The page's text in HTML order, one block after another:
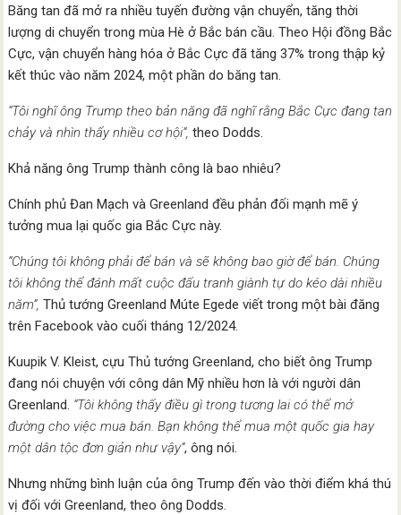
Băng tan đã mở ra nhiều tuyến đường vận chuyển, tăng thời
lượng di chuyển trong mùa Hè ở Bắc bán cầu. Theo Hội đồng Bắc
Cực, vận chuyển hàng hóa ở Bắc Cực đã tăng 37% trong thập kỷ
kết thúc vào năm 2024, một phần do băng tan.
“Tôi nghĩ ông Trump theo bản năng đã nghĩ rằng Bắc Cực đang tan
chảy và nhìn thấy nhiều cơ hội”,theo Dodds.
Khả năng ông Trump thành công là bao nhiêu?
Chính phủ Đan Mạch và Greenland đều phản đối mạnh mẽ ý
tưởng mua lại quốc gia Bắc Cực này.
“Chúng tôi không phải để bán và sẽ không bao giờ để bán. Chúng
tôi không thể đánh mất cuộc đấu tranh giành tự do kéo dài nhiều
năm”,Thủ tướng Greenland Múte Egede viết trong một bài đăng
trên Facebook vào cuối tháng 12/2024.
Kuupik V. Kleist, cựu Thủ tướng Greenland, cho biết ông Trump
đang nói chuyện với công dân Mỹ nhiều hơn là với người dân
Greenland. “Tôi không thấy điều gì trong tương lai có thể mở
đường cho việc mua bán. Bạn không thể mua một quốc gia hay
một dân tộc đơn giản như vậy”, ông nói.
Nhưng những bình luận của ông Trump đến vào thời điểm khá thú
vị đối với Greenland, theo ông Dodds.